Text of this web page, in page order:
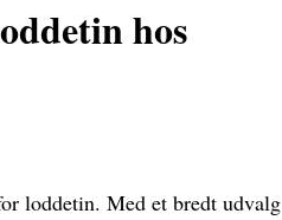
hos
loddetin. Med et bredt udvalg